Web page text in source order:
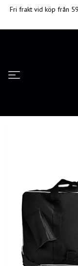
Fri frakt vid köp från